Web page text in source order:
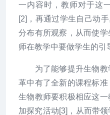
一内容时，教师对于这
[2]，再通过学生自己动
分布有所观察，从而使
师在教学中要做学生的引
为了能够提升生物教
革中有了全新的课程标准
生物教师要积极相应这
加探究活动[3]，从而带